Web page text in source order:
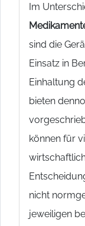
Im
sind die
Einsatz in
Einhaltung
bieten
können für
nicht
jeweiligen